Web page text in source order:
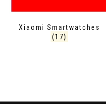
Xiaomi Smartwatches
(17)